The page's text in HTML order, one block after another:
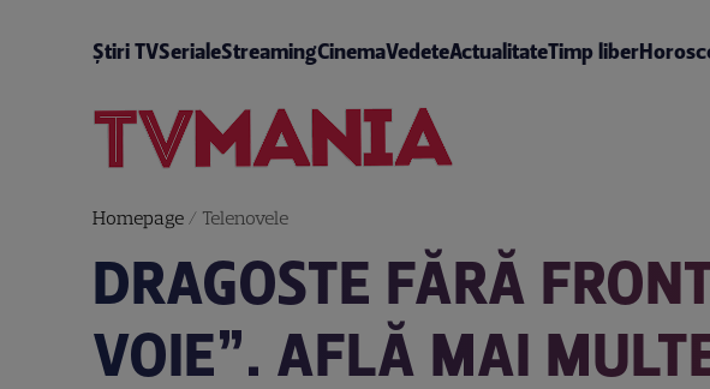
Știri TVSerialeStreamingCinemaVedeteActualitateTimp liber
Homepage/ Telenovele
DRAGOSTE FĂRĂ
VOIE”. AFLĂ MAI